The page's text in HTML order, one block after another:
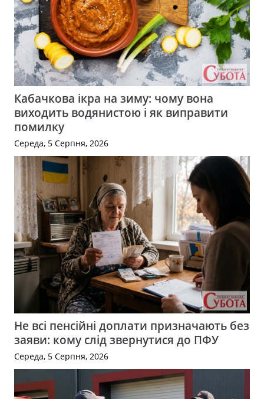
Кабачкова ікра на зиму: чому вона
виходить водянистою і як виправити
помилку
Середа, 5 Серпня, 2026
Не всі пенсійні доплати призначають без
заяви: кому слід звернутися до ПФУ
Середа, 5 Серпня, 2026